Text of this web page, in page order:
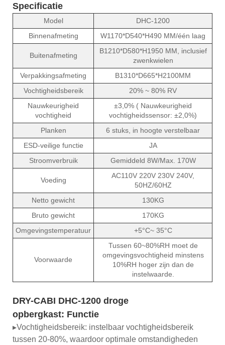
Specificatie
Model
DHC-1200
Binnenafmeting
W1170*D540*H490 MM/één laag
Buitenafmeting
B1210*D580*H1950 MM, inclusief
zwenkwielen
Verpakkingsafmeting
B1310*D665*H2100MM
Vochtigheidsbereik
20% ~ 80% RV
Nauwkeurigheid
vochtigheid
±3,0% ( Nauwkeurigheid
vochtigheidssensor: ±2,0%)
Planken
6 stuks, in hoogte verstelbaar
ESD-veilige functie
JA
Stroomverbruik
Gemiddeld 8W/Max. 170W
Voeding
AC110V 220V 230V 240V,
50HZ/60HZ
Netto gewicht
130KG
Bruto gewicht
170KG
Omgevingstemperatuur
+5°C~ 35°C
Voorwaarde
Tussen 60~80%RH moet de
omgevingsvochtigheid minstens
10%RH hoger zijn dan de
instelwaarde.
DRY-CABI DHC-1200 droge
opbergkast: Functie
▸Vochtigheidsbereik: instelbaar vochtigheidsbereik
tussen 20-80%, waardoor optimale omstandigheden